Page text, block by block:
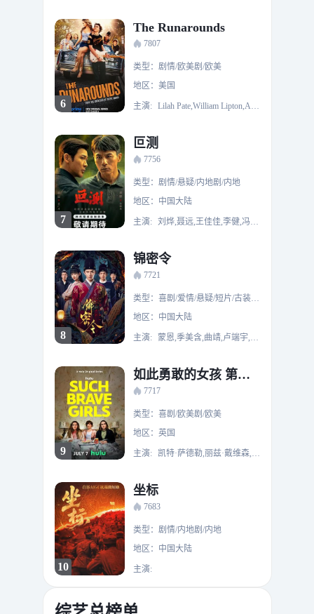
6
The Runarounds
7807
类型：剧情/欧美剧/欧美
地区：美国
主演: Lilah Pate,William Lipton,Axel Ellis,Kelley Pereira,Jesse Golliher,Jeremy Yun,Zendé Murdock,伍迪·傅,Chevy Cofield,Justin Matthew Smith,Ambyr Michelle,丹妮·迪特,Darin Heames,Lindsey Grubbs,尼古拉斯·卡费罗,Jennifer Daley,Jason Alan Carvell,约书亚·米克尔,艾莉·麦卡洛克,Jordan Sherley
7
叵测
7756
类型：剧情/悬疑/内地剧/内地
地区：中国大陆
主演: 刘烨,聂远,王佳佳,李健,冯兵,王梓薇,董可飞,冷纪元,刘俊孝,苗驰,贾金金,李光复,冯雷
8
锦密令
7721
类型：喜剧/爱情/悬疑/短片/古装/内地剧/内地
地区：中国大陆
主演: 蒙恩,季美含,曲靖,卢端宇,祯祺
9
如此勇敢的女孩 第二季
7717
类型：喜剧/欧美剧/欧美
地区：英国
主演: 凯特·萨德勒,丽兹·戴维森,露易丝·布瑞丽,保罗·巴泽利,弗雷迪·梅勒迪斯
10
坐标
7683
类型：剧情/内地剧/内地
地区：中国大陆
主演: